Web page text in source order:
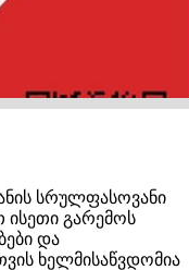
სრულფასოვანი
ისეთი გარემოს
და
ხელმისაწვდომია